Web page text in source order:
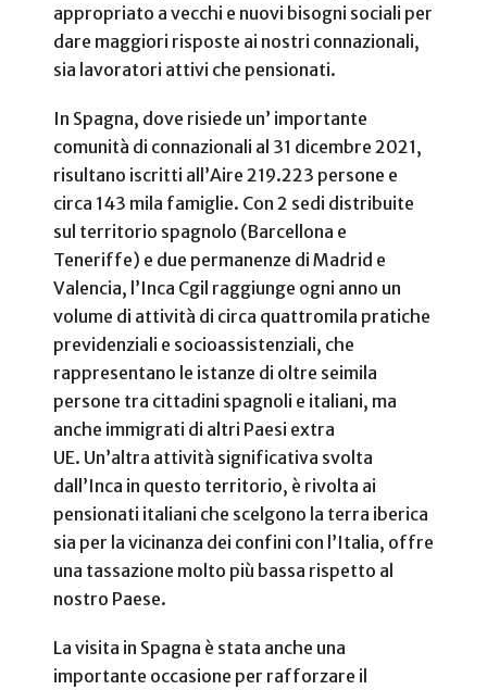
appropriato a vecchi e nuovi bisogni sociali per
dare maggiori risposte ai nostri connazionali,
sia lavoratori attivi che pensionati.
In Spagna, dove risiede un’ importante
comunità di connazionali al 31 dicembre 2021,
risultano iscritti all’Aire 219.223 persone e
circa 143 mila famiglie. Con 2 sedi distribuite
sul territorio spagnolo (Barcellona e
Teneriffe) e due permanenze di Madrid e
Valencia, l’Inca Cgil raggiunge ogni anno un
volume di attività di circa quattromila pratiche
previdenziali e socioassistenziali, che
rappresentano le istanze di oltre seimila
persone tra cittadini spagnoli e italiani, ma
anche immigrati di altri Paesi extra
UE. Un’altra attività significativa svolta
dall’Inca in questo territorio, è rivolta ai
pensionati italiani che scelgono la terra iberica
sia per la vicinanza dei confini con l’Italia, offre
una tassazione molto più bassa rispetto al
nostro Paese.
La visita in Spagna è stata anche una
importante occasione per rafforzare il